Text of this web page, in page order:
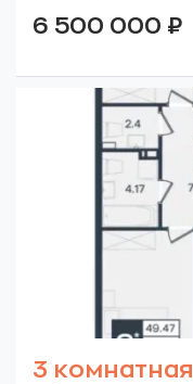
6 500 000 ₽
3